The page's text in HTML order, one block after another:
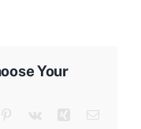
Your